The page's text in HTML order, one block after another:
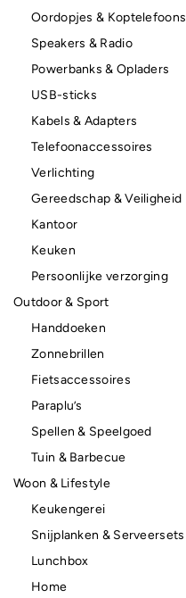
Oordopjes & Koptelefoons
Speakers & Radio
Powerbanks & Opladers
USB-sticks
Kabels & Adapters
Telefoonaccessoires
Verlichting
Gereedschap & Veiligheid
Kantoor
Keuken
Persoonlijke verzorging
Outdoor & Sport
Handdoeken
Zonnebrillen
Fietsaccessoires
Paraplu’s
Spellen & Speelgoed
Tuin & Barbecue
Woon & Lifestyle
Keukengerei
Snijplanken & Serveersets
Lunchbox
Home